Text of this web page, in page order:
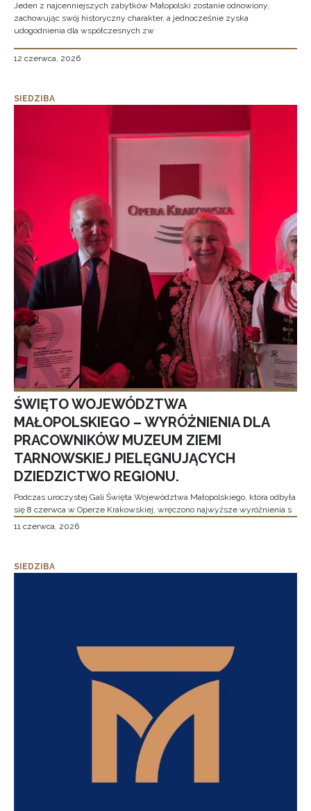
Jeden z najcenniejszych zabytków Małopolski zostanie odnowiony,
zachowując swój historyczny charakter, a jednocześnie zyska
udogodnienia dla współczesnych zw
12 czerwca, 2026
SIEDZIBA
ŚWIĘTO WOJEWÓDZTWA
MAŁOPOLSKIEGO – WYRÓŻNIENIA DLA
PRACOWNIKÓW MUZEUM ZIEMI
TARNOWSKIEJ PIELĘGNUJĄCYCH
DZIEDZICTWO REGIONU.
Podczas uroczystej Gali Święta Województwa Małopolskiego, która odbyła
się 8 czerwca w Operze Krakowskiej, wręczono najwyższe wyróżnienia s
11 czerwca, 2026
SIEDZIBA